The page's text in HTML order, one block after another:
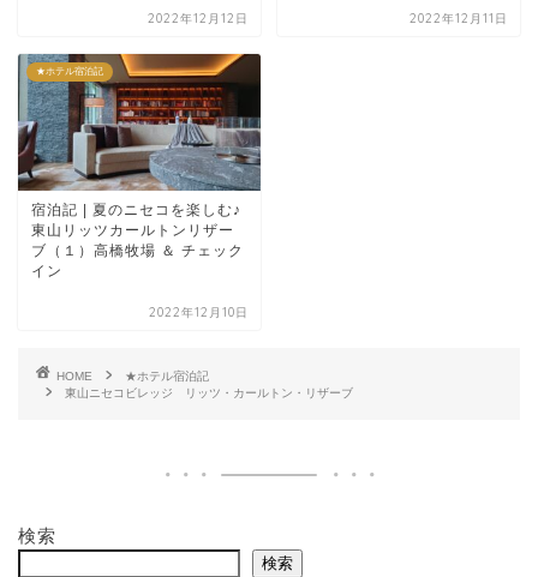
2022年12月12日 2022年12月11日
★ホテル宿泊記
宿泊記 | 夏のニセコを楽しむ♪
東山リッツカールトンリザー
ブ（１）高橋牧場 ＆ チェック
イン
2022年12月10日
HOME
★ホテル宿泊記
東山ニセコビレッジ リッツ・カールトン・リザーブ
検索
検索